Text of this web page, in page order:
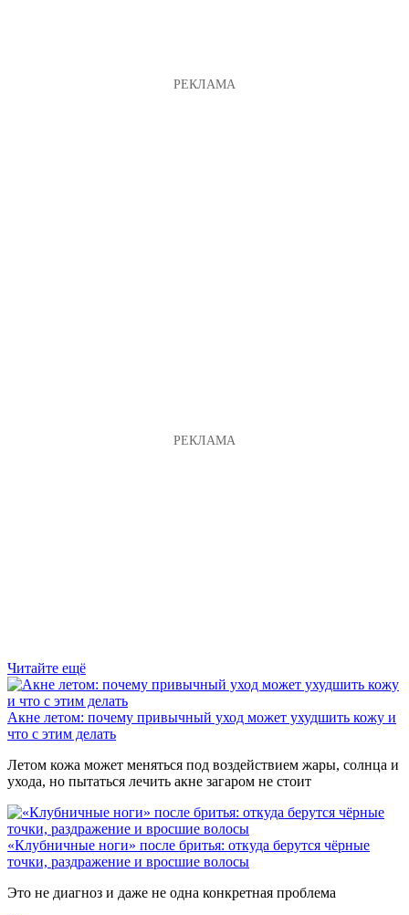
Читайте ещё
Акне летом: почему привычный уход может ухудшить кожу и
что с этим делать
Летом кожа может меняться под воздействием жары, солнца и
ухода, но пытаться лечить акне загаром не стоит
«Клубничные ноги» после бритья: откуда берутся чёрные
точки, раздражение и вросшие волосы
Это не диагноз и даже не одна конкретная проблема